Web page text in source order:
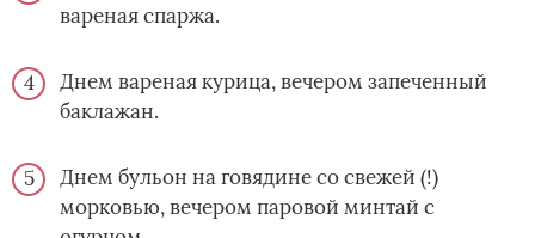
вареная спаржа.
Днем вареная курица, вечером запеченный
баклажан.
Днем бульон на говядине со свежей (!)
морковью, вечером паровой минтай с